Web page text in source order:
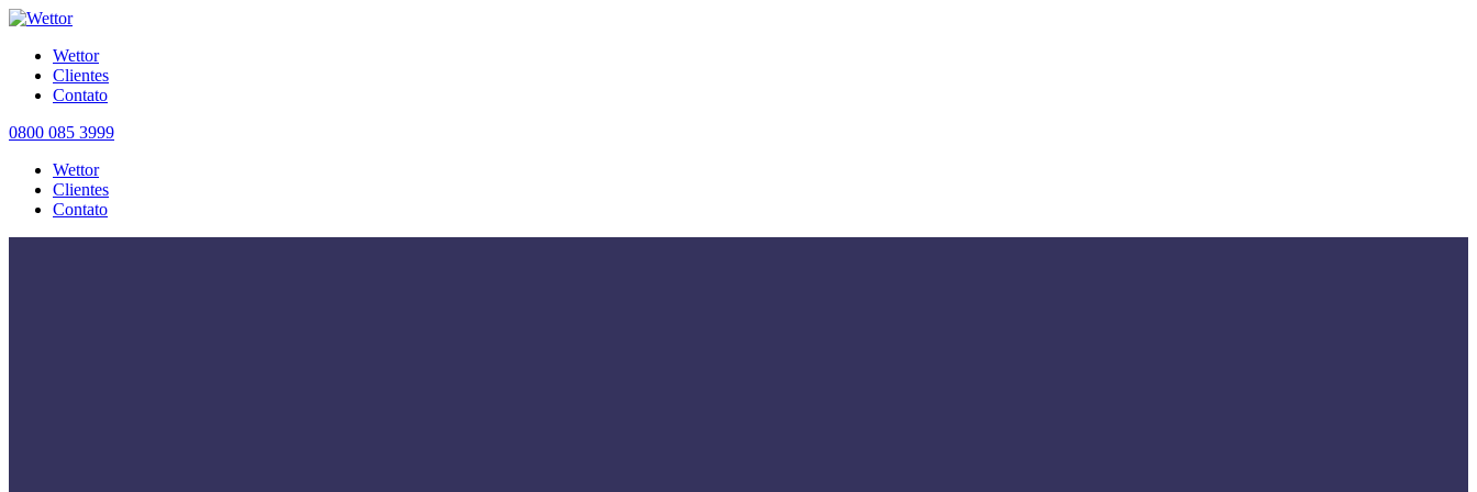
Wettor
Clientes
Contato
0800 085 3999
Wettor
Clientes
Contato